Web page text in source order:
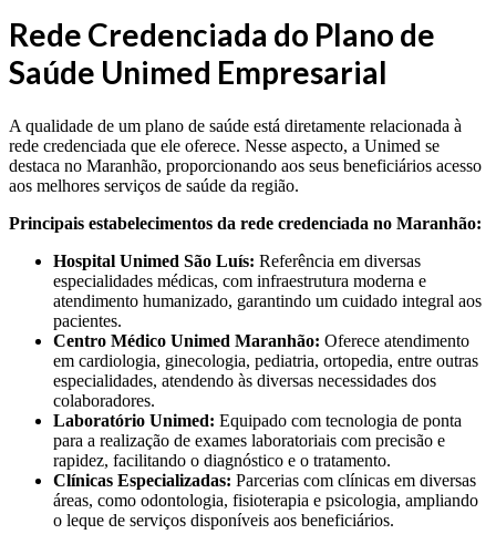
Rede Credenciada do Plano de
Saúde Unimed Empresarial
A qualidade de um plano de saúde está diretamente relacionada à
rede credenciada que ele oferece. Nesse aspecto, a Unimed se
destaca no Maranhão, proporcionando aos seus beneficiários acesso
aos melhores serviços de saúde da região.
Principais estabelecimentos da rede credenciada no Maranhão:
Hospital Unimed São Luís: Referência em diversas
especialidades médicas, com infraestrutura moderna e
atendimento humanizado, garantindo um cuidado integral aos
pacientes.
Centro Médico Unimed Maranhão: Oferece atendimento
em cardiologia, ginecologia, pediatria, ortopedia, entre outras
especialidades, atendendo às diversas necessidades dos
colaboradores.
Laboratório Unimed: Equipado com tecnologia de ponta
para a realização de exames laboratoriais com precisão e
rapidez, facilitando o diagnóstico e o tratamento.
Clínicas Especializadas: Parcerias com clínicas em diversas
áreas, como odontologia, fisioterapia e psicologia, ampliando
o leque de serviços disponíveis aos beneficiários.